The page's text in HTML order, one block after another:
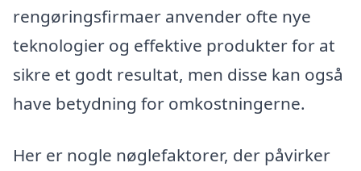
rengøringsfirmaer anvender ofte nye
teknologier og effektive produkter for at
sikre et godt resultat, men disse kan også
have betydning for omkostningerne.
Her er nogle nøglefaktorer, der påvirker